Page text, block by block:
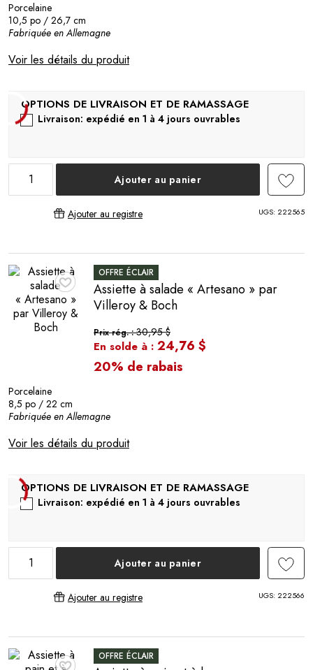
Porcelaine
10,5 po / 26,7 cm
Fabriquée en Allemagne
Voir les détails du produit
Livraison: expédié en 1 à 4 jours ouvrables
Ajouter au panier
Ajouter au registre UGS: 222565
♥
OFFRE ÉCLAIR
Assiette à salade « Artesano » par
Villeroy & Boch
Prix rég. :30,95 $
En solde à : 24,76 $
20% de rabais
Porcelaine
8,5 po / 22 cm
Fabriquée en Allemagne
Voir les détails du produit
Livraison: expédié en 1 à 4 jours ouvrables
Ajouter au panier
Ajouter au registre UGS: 222566
OFFRE ÉCLAIR